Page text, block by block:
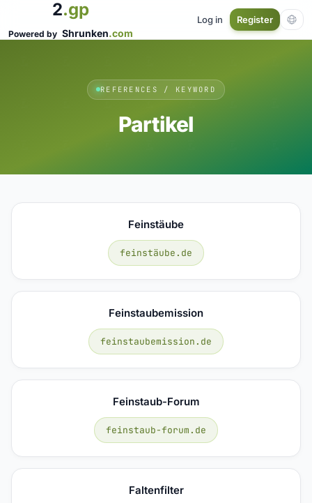
2.gp
Powered by Shrunken.com
Log in Register
REFERENCES / KEYWORD
Partikel
Feinstäube
feinstäube.de
Feinstaubemission
feinstaubemission.de
Feinstaub-Forum
feinstaub-forum.de
Faltenfilter